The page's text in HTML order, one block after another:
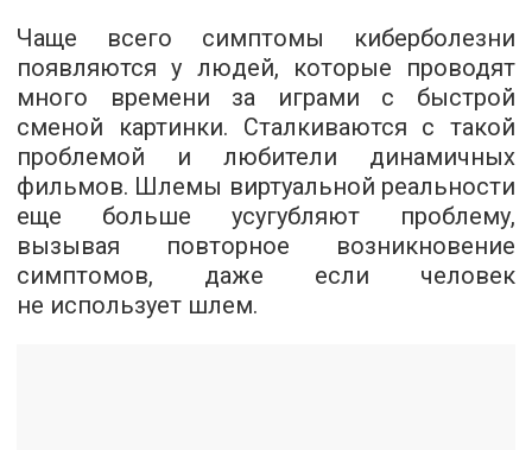
Чаще всего симптомы киберболезни
появляются у людей, которые проводят
много времени за играми с быстрой
сменой картинки. Сталкиваются с такой
проблемой и любители динамичных
фильмов. Шлемы виртуальной реальности
еще больше усугубляют проблему,
вызывая повторное возникновение
симптомов, даже если человек
не использует шлем.